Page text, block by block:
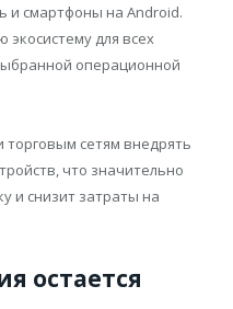
и смартфоны на Android.
для всех
операционной
сетям внедрять
что значительно
и снизит затраты на
остается